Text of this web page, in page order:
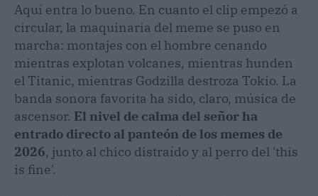
Aquí entra lo bueno. En cuanto el clip empezó a
circular, la maquinaria del meme se puso en
marcha: montajes con el hombre cenando
mientras explotan volcanes, mientras hunden
el Titanic, mientras Godzilla destroza Tokio. La
banda sonora favorita ha sido, claro, música de
ascensor. El nivel de calma del señor ha
entrado directo al panteón de los memes de
2026, junto al chico distraído y al perro del 'this
is fine'.